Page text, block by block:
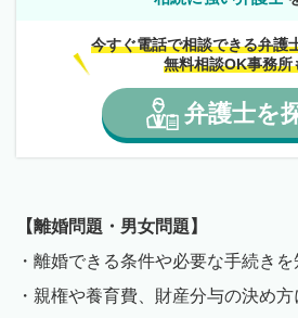
今すぐ電話で相談できる弁護
無料相談OK事務所
弁護士を
【離婚問題・男女問題】
・離婚できる条件や必要な手続き
・親権や養育費、財産分与の決め